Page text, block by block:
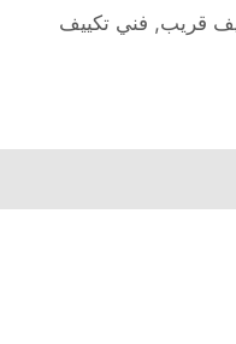
قريب, فني تكييف